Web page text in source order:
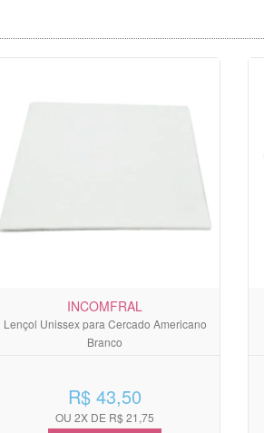
INCOMFRAL
Lençol Unissex para Cercado Americano
Branco
R$ 43,50
OU 2X DE R$ 21,75